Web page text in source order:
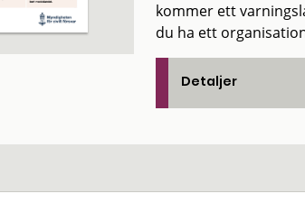
kommer ett
du ha ett
Detaljer